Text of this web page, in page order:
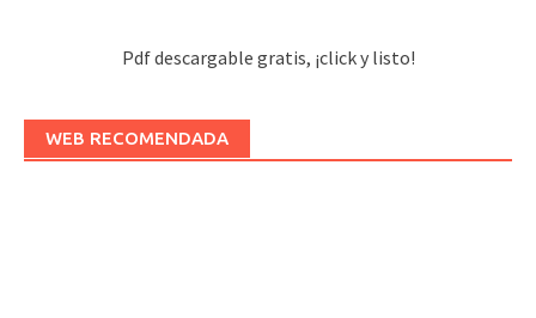
Pdf descargable gratis, ¡click y listo!
WEB RECOMENDADA